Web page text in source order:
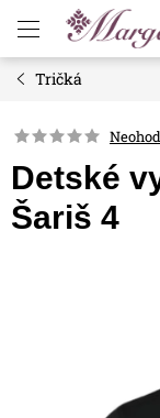
obsah
Tričká
Detské
Šariš 4